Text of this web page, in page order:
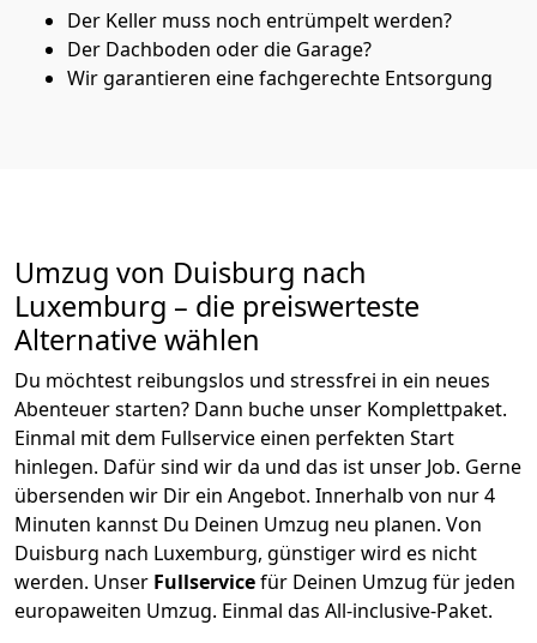
Der Keller muss noch entrümpelt werden?
Der Dachboden oder die Garage?
Wir garantieren eine fachgerechte Entsorgung
Umzug von Duisburg nach
Luxemburg – die preiswerteste
Alternative wählen
Du möchtest reibungslos und stressfrei in ein neues
Abenteuer starten? Dann buche unser Komplettpaket.
Einmal mit dem Fullservice einen perfekten Start
hinlegen. Dafür sind wir da und das ist unser Job. Gerne
übersenden wir Dir ein Angebot. Innerhalb von nur4
Minuten kannst Du Deinen Umzug neu planen. Von
Duisburg nach Luxemburg, günstiger wird es nicht
werden. Unser Fullservicefür Deinen Umzug für jeden
europaweiten Umzug. Einmal das All-inclusive-Paket.